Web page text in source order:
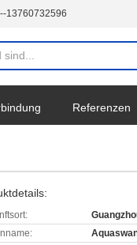
13760732596
Referenzen